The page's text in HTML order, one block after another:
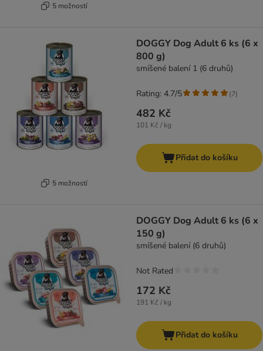
5 možností
5 možností
DOGGY Dog Adult 6 ks (6 x
800 g)
smíšené balení 1 (6 druhů)
482 Kč
101 Kč / kg
Rating: 4.7/5 (7)
Přidat do košíku
DOGGY Dog Adult 6 ks (6 x
150 g)
smíšené balení (6 druhů)
172 Kč
191 Kč / kg
Not Rated
Přidat do košíku